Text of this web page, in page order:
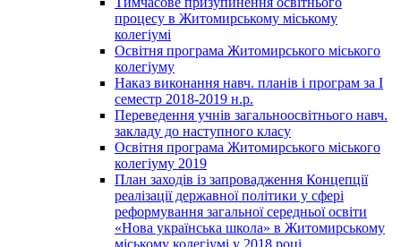
процесу в Житомирському міському
колегіумі
Освітня програма Житомирського міського
колегіуму
Наказ виконання навч. планів і програм за І
семестр 2018-2019 н.р.
Переведення учнів загальноосвітнього навч.
закладу до наступного класу
Освітня програма Житомирського міського
колегіуму 2019
План заходів із запровадження Концепції
реалізації державної політики у сфері
реформування загальної середньої освіти
«Нова українська школа» в Житомирському
міському колегіумі у 2018 році